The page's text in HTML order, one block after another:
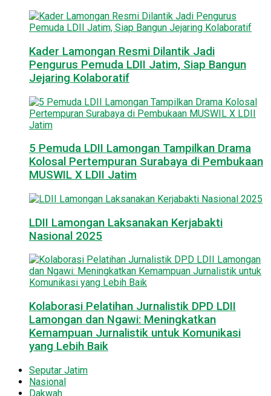
Kader Lamongan Resmi Dilantik Jadi
Pengurus Pemuda LDII Jatim, Siap Bangun
Jejaring Kolaboratif
5 Pemuda LDII Lamongan Tampilkan Drama
Kolosal Pertempuran Surabaya di Pembukaan
MUSWIL X LDII Jatim
LDII Lamongan Laksanakan Kerjabakti
Nasional 2025
Kolaborasi Pelatihan Jurnalistik DPD LDII
Lamongan dan Ngawi: Meningkatkan
Kemampuan Jurnalistik untuk Komunikasi
yang Lebih Baik
Seputar Jatim
Nasional
Dakwah